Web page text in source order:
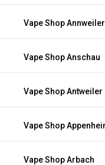
Vape Shop Annweiler
Vape Shop Anschau
Vape Shop Antweiler
Vape Shop
Vape Shop Arbach